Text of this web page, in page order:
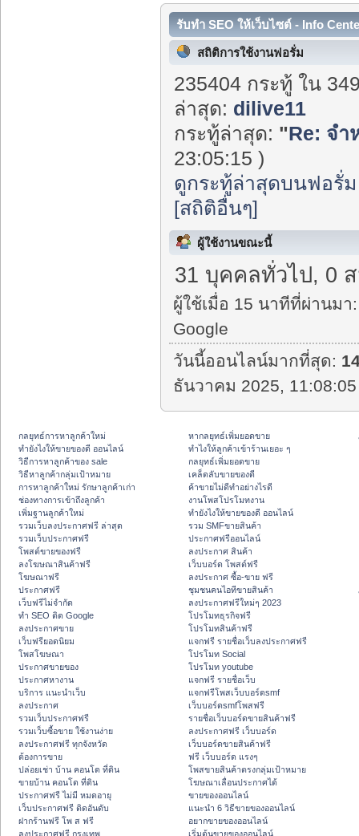
รับทำ SEO ให้เว็บไซต์ - Info
สถิติการใช้งานฟอรั่ม
235404 กระทู้ ใน
ล่าสุด: dilive11
กระทู้ล่าสุด: "Re: จำ
23:05:15 )
ดูกระทู้ล่าสุดบนฟอรั่ม
[สถิติอื่นๆ]
ผู้ใช้งานขณะนี้
31 บุคคลทั่วไป, 0
ผู้ใช้เมื่อ 15 นาทีที่ผ่านมา:
Google
วันนี้ออนไลน์มากที่สุด:
ธันวาคม 2025,
กลยุทธ์การหาลูกค้าใหม่
ทํายังไงให้ขายของดี ออนไลน์
วิธีการหาลูกค้าของ sale
วิธีหาลูกค้ากลุ่มเป้าหมาย
การหาลูกค้าใหม่ รักษาลูกค้าเก่า
ช่องทางการเข้าถึงลูกค้า
เพิ่มฐานลูกค้าใหม่
รวมเว็บลงประกาศฟรี ล่าสุด
รวมเว็บประกาศฟรี
โพสต์ขายของฟรี
ลงโฆษณาสินค้าฟรี
โฆษณาฟรี
ประกาศฟรี
เว็บฟรีไม่จำกัด
ทำ SEO ติด Google
ลงประกาศขาย
เว็บฟรียอดนิยม
โพสโฆษณา
ประกาศขายของ
ประกาศหางาน
บริการ แนะนำเว็บ
ลงประกาศ
รวมเว็บประกาศฟรี
รวมเว็บซื้อขาย ใช้งานง่าย
ลงประกาศฟรี ทุกจังหวัด
ต้องการขาย
ปล่อยเช่า บ้าน คอนโด ที่ดิน
ขายบ้าน คอนโด ที่ดิน
ประกาศฟรี ไม่มี หมดอายุ
เว็บประกาศฟรี ติดอันดับ
ฝากร้านฟรี โพ ส ฟรี
ลงประกาศฟรี กรุงเทพ
หากลยุทธ์เพิ่มยอดขาย
ทําไงให้ลูกค้าเข้าร้านเยอะ ๆ
กลยุทธ์เพิ่มยอดขาย
เคล็ดลับขายของดี
ค้าขายไม่ดีทำอย่างไรดี
งานโพสโปรโมทงาน
ทํายังไงให้ขายของดี ออนไลน์
รวม SMFขายสินค้า
ประกาศฟรีออนไลน์
ลงประกาศ สินค้า
เว็บบอร์ด โพสต์ฟรี
ลงประกาศ ซื้อ-ขาย ฟรี
ชุมชนคนไอทีขายสินค้า
ลงประกาศฟรีใหม่ๆ 2023
โปรโมทธุรกิจฟรี
โปรโมทสินค้าฟรี
แจกฟรี รายชื่อเว็บลงประกาศฟรี
โปรโมท Social
โปรโมท youtube
แจกฟรี รายชื่อเว็บ
แจกฟรีโพสเว็บบอร์ดsmf
เว็บบอร์ดsmfโพสฟรี
รายชื่อเว็บบอร์ดขายสินค้าฟรี
ลงประกาศฟรี เว็บบอร์ด
เว็บบอร์ดขายสินค้าฟรี
ฟรี เว็บบอร์ด แรงๆ
โพสขายสินค้าตรงกลุ่มเป้าหมาย
โฆษณาเลื่อนประกาศได้
ขายของออนไลน์
แนะนำ 6 วิธีขายของออนไลน์
อยากขายของออนไลน์
เริ่มต้นขายของออนไลน์